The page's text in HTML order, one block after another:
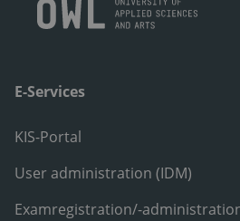
E-Services
KIS-Portal
User administration (IDM)
Examregistration/-